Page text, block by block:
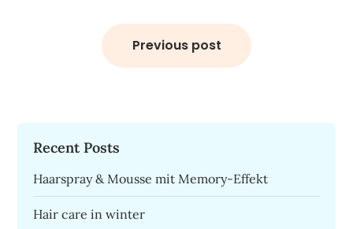
Previous post
Recent Posts
Haarspray & Mousse mit Memory-Effekt
Hair care in winter